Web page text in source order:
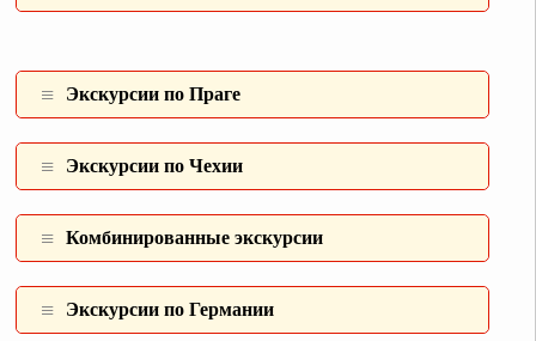
Экскурсии по Праге
Экскурсии по Чехии
Комбинированные экcкурсии
Экскурсии по Германии